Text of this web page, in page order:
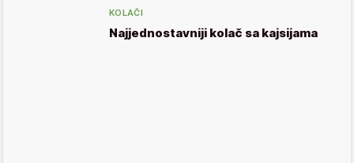
KOLAČI
Najjednostavniji kolač sa kajsijama